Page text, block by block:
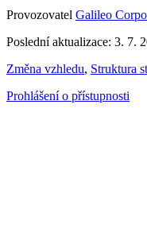
Provozovatel Galileo
Poslední aktualizace: 3. 7.
Změna vzhledu, Struktura
Prohlášení o přístupnosti